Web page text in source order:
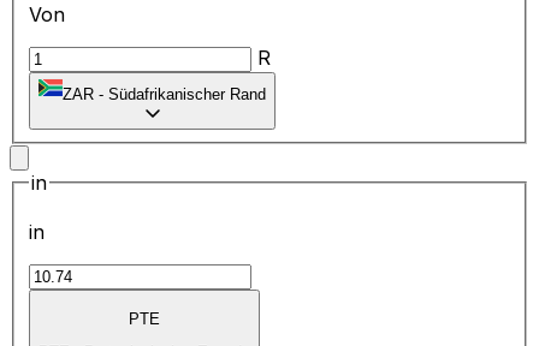
Von
R
ZAR - Südafrikanischer Rand
in
in
PTE